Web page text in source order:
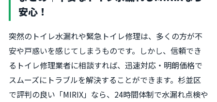
安心！
突然のトイレ水漏れや緊急トイレ修理は、多くの方が不
安や戸惑いを感じてしまうものです。しかし、信頼でき
るトイレ修理業者に相談すれば、迅速対応・明朗価格で
スムーズにトラブルを解決することができます。杉並区
で評判の良い「MIRIX」なら、24時間体制で水漏れ点検や